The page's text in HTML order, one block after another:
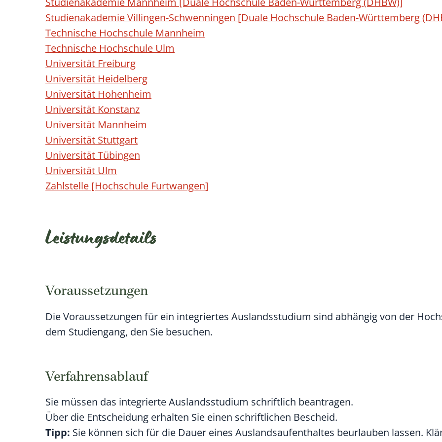
Studienakademie Villingen-Schwenningen [Duale Hochschule Baden-Württemberg
Technische Hochschule Mannheim
Technische Hochschule Ulm
Universität Freiburg
Universität Heidelberg
Universität Hohenheim
Universität Konstanz
Universität Mannheim
Universität Stuttgart
Universität Tübingen
Universität Ulm
Zahlstelle [Hochschule Furtwangen]
Leistungsdetails
Voraussetzungen
Die Voraussetzungen für ein integriertes Auslandsstudium sind abhängig von der
dem Studiengang, den Sie besuchen.
Verfahrensablauf
Sie müssen das integrierte Auslandsstudium schriftlich beantragen.
Über die Entscheidung erhalten Sie einen schriftlichen Bescheid.
Tipp: Sie können sich für die Dauer eines Auslandsaufenthaltes beurlauben lassen.